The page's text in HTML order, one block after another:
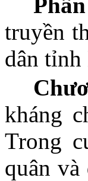
truyền
dân
kháng
Trong
quân